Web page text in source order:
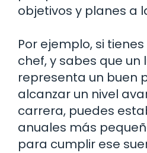
objetivos y planes a
Por ejemplo, si
chef, y sabes que un
representa un buen
alcanzar un nivel
carrera, puedes
anuales más
para cumplir ese